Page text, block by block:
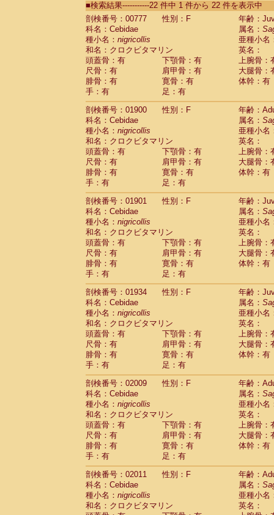
CebidaeSaguinus labiatus(0)
Cebidae Saguinus leucopus (2)
Cebidae
CebidaeSaguinus mystax
CebidaeSaguinus nigricollis (22)
Cebidae Saguinus oedipus
Cebidae Saguinus weddelli
Cebidae Saguinusspp.
Cebidae Aotus trivirgatus
Cebidae Cebus albifrons
Cebidae
CebidaeCebus capucinus
CebidaeCebus nigrivittatus
Cebidae Cebusspp.(0)
Cebidae Saimiri boliviensis
Cebidae Saimiri sciureus
Atelidae Alouatta caraya
AtelidaeAlouatta fusca
AtelidaeAlouatta seniculus
Atelidae
AtelidaeAteles belzebuth
Atelidae Ateles geoffroyi
Atelidae Ateles paniscus
Atelidae Atelesspp.
Atelidae Lagothrix lagothricha
AtelidaeLagothrix lagothricha cana(0)
Pitheciidae
Cacajao calvus
Pitheciidae
Callicebus cupreus(2)
Pitheciidae Callicebus donacophilus(0)
PitheciidaeCallicebus moloch(0)
Pitheciidae Callicebus torquatus(0)
Pitheciidae Callicebus
Pitheciidae Chiropotes satanas
Pitheciidae Pithecia monachus
Pitheciidae Pithecia pithecia (0)
Cercopithecidae Cercocebus agilis (0)
Cercopithecidae
Cercocebus
Cercopithecidae
Cercocebus
CercopithecidaeCercocebus
CercopithecidaeCercocebus
CercopithecidaeCercocebus hybrid(2)
CercopithecidaeCercocebus
CercopithecidaeLophocebus
Cercopithecidae
(0)
Cercopithecidae Papio cynocephalus
Cercopithecidae Papio hamadryas(1)
■検索結果-----------22 件中 1 件から 22 件を表示中
剖検番号：00777
性別：F
年齢：
科名：Cebidae
属名：
種小名： nigricollis
亜種小名
和名：クロクビタマリン
英名：
頭蓋骨：有
下顎骨：有
上腕骨：
尺骨：有
肩甲骨：有
大腿骨：
腓骨：有
寛骨：有
体幹：有
手：有
足：有
剖検番号：01900
性別：F
年齢：
科名：Cebidae
属名：
種小名： nigricollis
亜種小名
和名：クロクビタマリン
英名：
頭蓋骨：有
下顎骨：有
上腕骨：
尺骨：有
肩甲骨：有
大腿骨：
腓骨：有
寛骨：有
体幹：有
手：有
足：有
剖検番号：01901
性別：F
年齢：
科名：Cebidae
属名：
種小名： nigricollis
亜種小名
和名：クロクビタマリン
英名：
頭蓋骨：有
下顎骨：有
上腕骨：
尺骨：有
肩甲骨：有
大腿骨：
腓骨：有
寛骨：有
体幹：有
手：有
足：有
剖検番号：01934
性別：F
年齢：
科名：Cebidae
属名：
種小名： nigricollis
亜種小名
和名：クロクビタマリン
英名：
頭蓋骨：有
下顎骨：有
上腕骨：
尺骨：有
肩甲骨：有
大腿骨：
腓骨：有
寛骨：有
体幹：有
手：有
足：有
剖検番号：02009
性別：F
年齢：
科名：Cebidae
属名：
種小名： nigricollis
亜種小名
和名：クロクビタマリン
英名：
頭蓋骨：有
下顎骨：有
上腕骨：
尺骨：有
肩甲骨：有
大腿骨：
腓骨：有
寛骨：有
体幹：有
手：有
足：有
剖検番号：02011
性別：F
年齢：
科名：Cebidae
属名：
種小名： nigricollis
亜種小名
和名：クロクビタマリン
英名：